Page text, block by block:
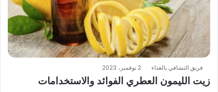
فريق التشافي بالغذاء 2 نوفمبر، 2023
زيت الليمون العطري الفوائد والاستخدامات